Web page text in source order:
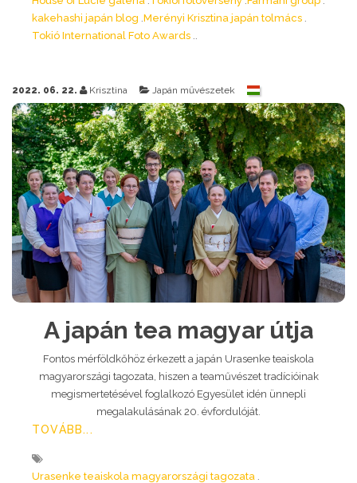
kakehashi japán blog Merényi Krisztina japán tolmács
Tokió International Foto Awards
2022. 06. 22. Krisztina Japán művészetek
A japán tea magyar útja
Fontos mérföldkőhöz érkezett a japán Urasenke teaiskola
magyarországi tagozata, hiszen a teaművészet tradícióinak
megismertetésével foglalkozó Egyesület idén ünnepli
megalakulásának 20. évfordulóját.
TOVÁBB...
Urasenke teaiskola magyarországi tagozata